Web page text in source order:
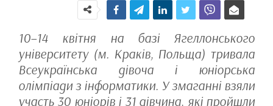
10–14 квітня на базі Ягеллонського
університету (м. Краків, Польща) тривала
Всеукраїнська дівоча і юніорська
олімпіади з інформатики. У змаганні взяли
участь 30 юніорів і 31 дівчина, які пройшли